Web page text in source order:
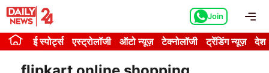
Skip
content
Join
ई स्पोर्ट्स एस्ट्रोलॉजी ऑटो न्यूज़ टेक्नोलॉजी ट्रेंडिंग न्यूज़ देश